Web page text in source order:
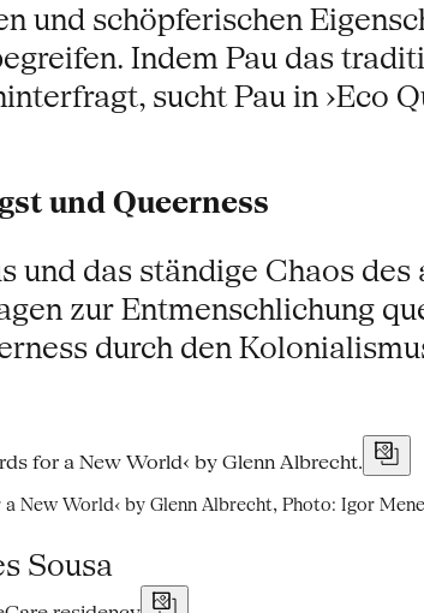
und schöpferischen
Indem Pau das
sucht Pau in ›Eco
und Queerness
das ständige Chaos des
zur Entmenschlichung
durch den
World‹ by Glenn Albrecht, Photo: Igor
Sousa